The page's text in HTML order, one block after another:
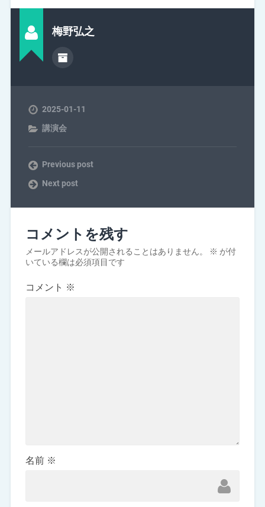
梅野弘之
2025-01-11
講演会
Previous post
Next post
コメントを残す
メールアドレスが公開されることはありません。 ※ が付
いている欄は必須項目です
コメント ※
名前 ※